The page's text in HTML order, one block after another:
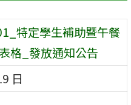
特定學生補助暨午餐
格_發放通知公告
日